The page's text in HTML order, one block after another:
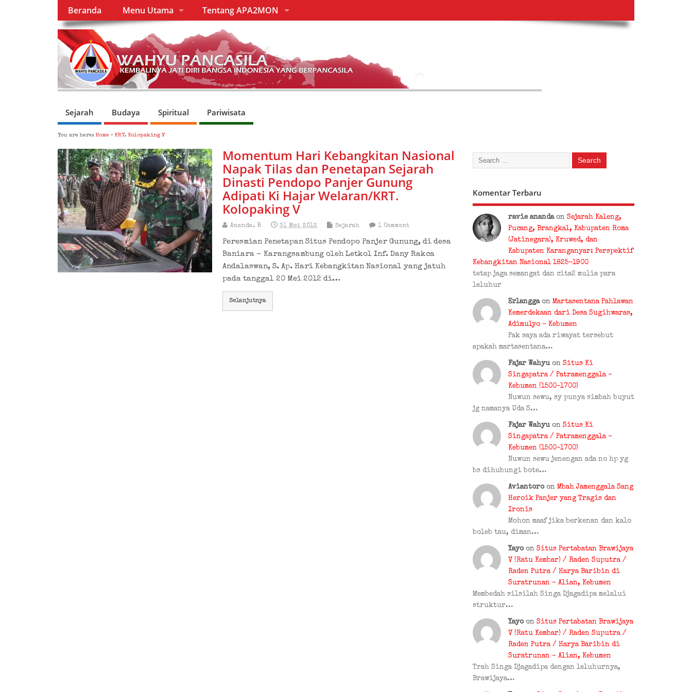
Beranda Menu Utama Tentang APA2MON
Sejarah Budaya Spiritual Pariwisata
You are here: Home » KRT. Kolopaking V
Momentum Hari Kebangkitan Nasional
Napak Tilas dan Penetapan Sejarah
Dinasti Pendopo Panjer Gunung
Adipati Ki Hajar Welaran/KRT.
Kolopaking V
Ananda. R 31 Mei 2012 Sejarah 1 Comment
Peresmian Penetapan Situs Pendopo Panjer Gunung, di desa
Baniara - Karangsambung oleh Letkol Inf. Dany Rakca
Andalaswan, S. Ap. Hari Kebangkitan Nasional yang jatuh
pada tanggal 20 Mei 2012 di…
Selanjutnya
Komentar Terbaru
ravie ananda on Sejarah Kaleng,
Pucang, Brangkal, Kabupaten Roma
(Jatinegara), Kruwed, dan
Kabupaten Karanganyar: Perspektif
Kebangkitan Nasional 1825-1900
tetap jaga semangat dan cita2 mulia para
leluhur
Erlangga on Martasentana Pahlawan
Kemerdekaan dari Desa Sugihwaras,
Adimulyo – Kebumen
Pak saya ada riwayat tersebut
apakah martasentana…
Fajar Wahyu on Situs Ki
Singapatra / Patramenggala –
Kebumen (1500–1700)
Nuwun sewu, sy punya simbah buyut
jg namanya Uda S…
Fajar Wahyu on Situs Ki
Singapatra / Patramenggala –
Kebumen (1500–1700)
Nuwun sewu jenengan ada no hp yg
bs dihubungi bote…
Aviantoro on Mbah Jamenggala Sang
Heroik Panjer yang Tragis dan
Ironis
Mohon maaf jika berkenan dan kalo
boleb tau, diman…
Yayo on Situs Pertabatan Brawijaya
V (Ratu Kembar) / Raden Suputra /
Raden Putra / Harya Baribin di
Suratrunan – Alian, Kebumen
Membedah silsilah Singa Djagadipa melalui
struktur…
Yayo on Situs Pertabatan Brawijaya
V (Ratu Kembar) / Raden Suputra /
Raden Putra / Harya Baribin di
Suratrunan – Alian, Kebumen
Trah Singa Djagadipa dengan leluhurnya,
Brawijaya…